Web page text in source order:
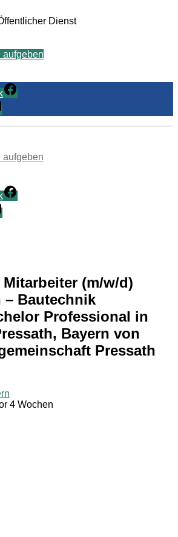
Dienst
aufgeben
aufgeben
(m/w/d)
– Bautechnik
Professional in
Bayern von
Pressath
4 Wochen